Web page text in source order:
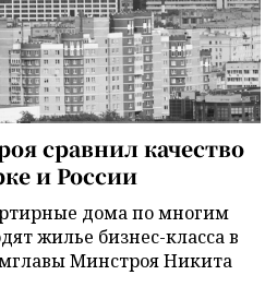
сравнил качество
и России
дома по многим
жилье бизнес-класса в
Минстроя Никита